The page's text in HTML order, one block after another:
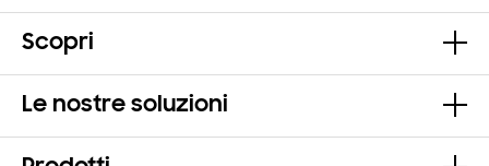
Scopri
Le nostre soluzioni